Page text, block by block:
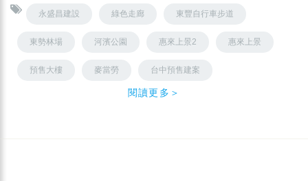
永盛昌建設 綠色走廊 東豐自行車步道
東勢林場 河濱公園 惠來上景2 惠來上景
預售大樓 麥當勞 台中預售建案
閱讀更多＞